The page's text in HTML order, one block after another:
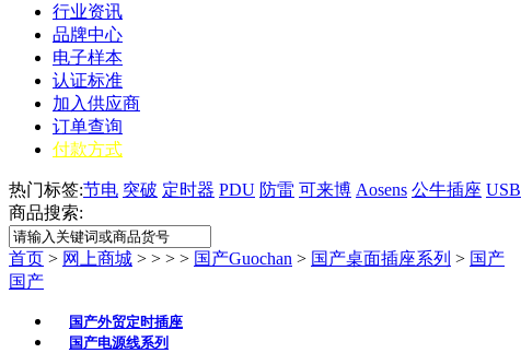
行业资讯
品牌中心
电子样本
认证标准
加入供应商
订单查询
付款方式
热门标签:节电 突破 定时器 PDU 防雷 可来博 Aosens 公牛插座 USB
商品搜索:
首页 > 网上商城 > > > > 国产Guochan > 国产桌面插座系列 > 国产
国产
国产外贸定时插座
国产电源线系列